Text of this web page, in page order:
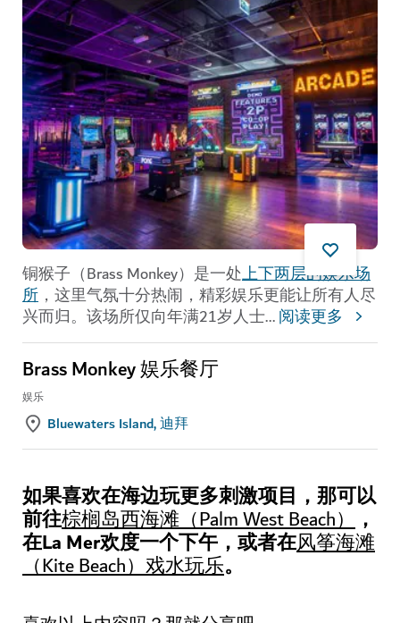
铜猴子（Brass Monkey）是一处上下两层的娱乐场
所 ，这里气氛十分热闹，精彩娱乐更能让所有人尽
兴而归。该场所仅向年满21岁人士...阅读更多
Brass Monkey 娱乐餐厅
娱乐
Bluewaters Island, 迪拜
如果喜欢在海边玩更多刺激项目，那可以
前往棕榈岛西海滩（Palm West Beach） ，
在La Mer欢度一个下午，或者在风筝海滩
（Kite Beach）戏水玩乐。